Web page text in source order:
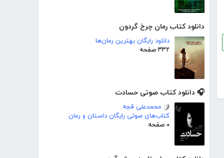
دانلود کتاب رمان چرخ گردون
دانلود رایگان بهترین رمان‌ها
۳۳۲ صفحه
🎧 دانلود کتاب صوتی حسادت
از: محمدعلی قجه
کتاب‌های صوتی رایگان داستان و رمان
۰ صفحه